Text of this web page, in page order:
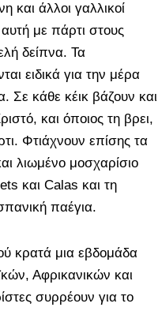
και άλλοι γαλλικοί
με πάρτι στους
δείπνα. Τα
ειδικά για την μέρα
Σε κάθε κέικ βάζουν και
και όποιος τη βρει,
Φτιάχνουν επίσης τα
λιωμένο μοσχαρίσιο
και Calas και τη
παέγια.
κρατά μια εβδομάδα
Αφρικανικών και
συρρέουν για το